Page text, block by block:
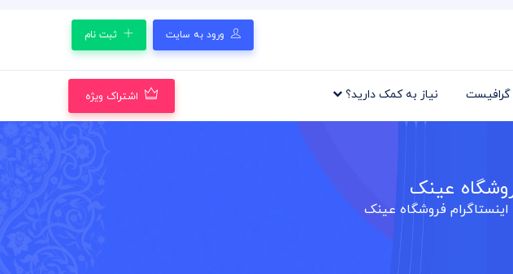
ورود به سایت ثبت نام
گرافیست نیاز به کمک دارید؟ اشتراک ویژه
عینک
فروشگاه عینک